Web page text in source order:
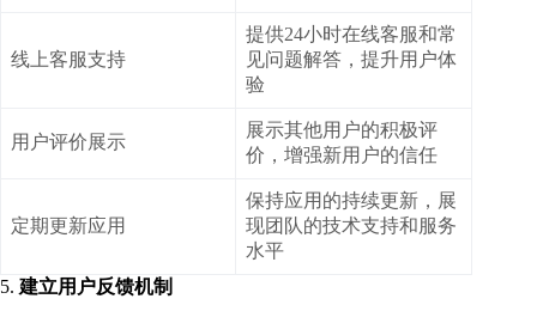
线上客服支持
提供24小时在线客服和常
见问题解答，提升用户体
验
用户评价展示
展示其他用户的积极评
价，增强新用户的信任
定期更新应用
保持应用的持续更新，展
现团队的技术支持和服务
水平
5. 建立用户反馈机制